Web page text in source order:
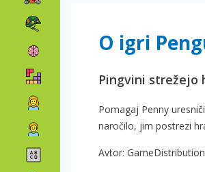
O igri
Pingvini strežejo
Pomagaj Penny
naročilo, jim postrezi
Avtor: GameDistribution